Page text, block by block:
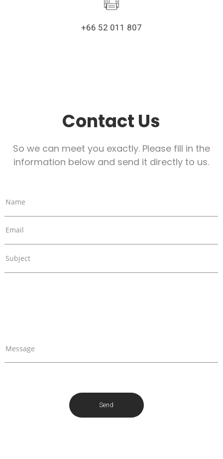
+66 52 011 807
Contact Us
So we can meet you exactly. Please fill in the
information below and send it directly to us.
Name
Email
Subject
Message